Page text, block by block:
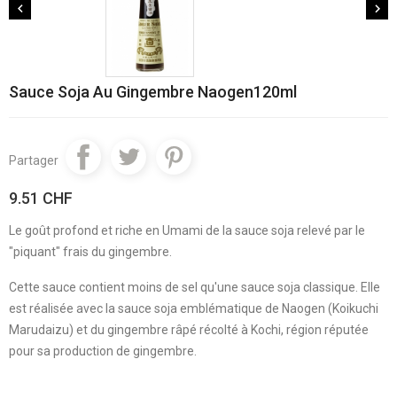
 
Sauce Soja Au Gingembre Naogen120ml
Partager
9.51 CHF
Le goût profond et riche en Umami de la sauce soja relevé par le
"piquant" frais du gingembre.
Cette sauce contient moins de sel qu'une sauce soja classique. Elle
est réalisée avec la sauce soja emblématique de Naogen (Koikuchi
Marudaizu) et du gingembre râpé récolté à Kochi, région réputée
pour sa production de gingembre.